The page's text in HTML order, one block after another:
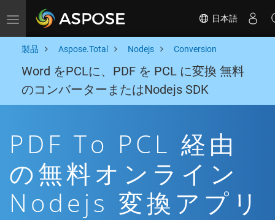
Toggle navigation 日本語
製品 Aspose.Total Nodejs Conversion
Word をPCLに、PDF を PCL に変換 無料
のコンバーターまたはNodejs SDK
PDF To PCL 経由
の無料オンライン
Nodejs 変換アプリ